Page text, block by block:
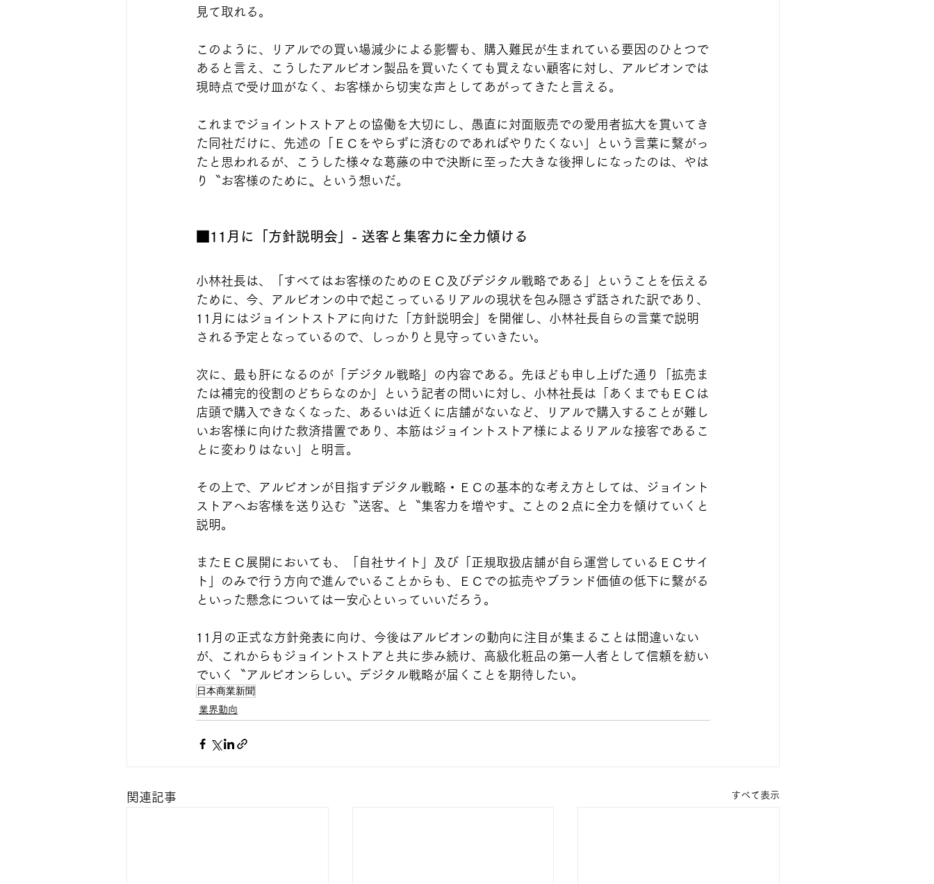
見て取れる。
このように、リアルでの買い場減少による影響も、購入難民が生まれている要因のひとつで
あると言え、こうしたアルビオン製品を買いたくても買えない顧客に対し、アルビオンでは
現時点で受け皿がなく、お客様から切実な声としてあがってきたと言える。
これまでジョイントストアとの協働を大切にし、愚直に対面販売での愛用者拡大を貫いてき
た同社だけに、先述の「ＥＣをやらずに済むのであればやりたくない」という言葉に繋がっ
たと思われるが、こうした様々な葛藤の中で決断に至った大きな後押しになったのは、やは
り〝お客様のために〟という想いだ。
■11月に「方針説明会」- 送客と集客力に全力傾ける
小林社長は、「すべてはお客様のためのＥＣ及びデジタル戦略である」ということを伝える
ために、今、アルビオンの中で起こっているリアルの現状を包み隠さず話された訳であり、
11月にはジョイントストアに向けた「方針説明会」を開催し、小林社長自らの言葉で説明
される予定となっているので、しっかりと見守っていきたい。
次に、最も肝になるのが「デジタル戦略」の内容である。先ほども申し上げた通り「拡売ま
たは補完的役割のどちらなのか」という記者の問いに対し、小林社長は「あくまでもＥＣは
店頭で購入できなくなった、あるいは近くに店舗がないなど、リアルで購入することが難し
いお客様に向けた救済措置であり、本筋はジョイントストア様によるリアルな接客であるこ
とに変わりはない」と明言。
その上で、アルビオンが目指すデジタル戦略・ＥＣの基本的な考え方としては、ジョイント
ストアへお客様を送り込む〝送客〟と〝集客力を増やす〟ことの２点に全力を傾けていくと
説明。
またＥＣ展開においても、「自社サイト」及び「正規取扱店舗が自ら運営しているＥＣサイ
ト」のみで行う方向で進んでいることからも、ＥＣでの拡売やブランド価値の低下に繋がる
といった懸念については一安心といっていいだろう。
11月の正式な方針発表に向け、今後はアルビオンの動向に注目が集まることは間違いない
が、これからもジョイントストアと共に歩み続け、高級化粧品の第一人者として信頼を紡い
でいく〝アルビオンらしい〟デジタル戦略が届くことを期待したい。
日本商業新聞
業界動向
関連記事 すべて表示